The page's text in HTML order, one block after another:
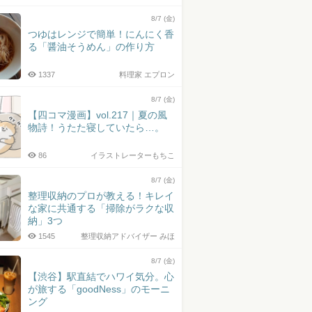
8/7 (金)
つゆはレンジで簡単！にんにく香
る「醤油そうめん」の作り方
料理家 エプロン
1337
8/7 (金)
【四コマ漫画】vol.217｜夏の風
物詩！うたた寝していたら…。
イラストレーターもちこ
86
8/7 (金)
整理収納のプロが教える！キレイ
な家に共通する「掃除がラクな収
納」3つ
整理収納アドバイザー みほ
1545
8/7 (金)
【渋谷】駅直結でハワイ気分。心
が旅する「goodNess」のモーニ
ング